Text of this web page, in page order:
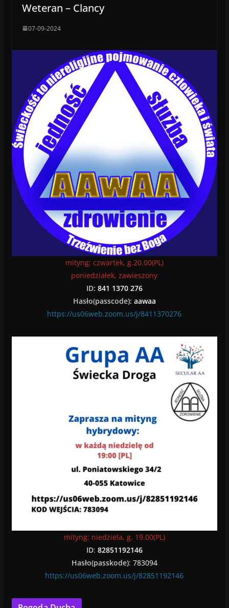
Weteran – Clancy
07-09-2024
mityng: czwartek, g.20.00(PL)
poniedziałek, zawieszony
ID: 841 1370 276
Hasło(passcode): aawaa
https://us06web.zoom.us/j/8411370276
mityng: niedziela, g. 19.00(PL)
ID: 82851192146
Hasło(passkode): 783094
https://us06web.zoom.us/j/82851192146